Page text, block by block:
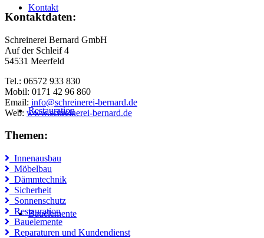
Kontakt
Restauration
Bauelemente
Kontaktdaten:
Schreinerei Bernard GmbH
Auf der Schleif 4
54531 Meerfeld
Tel.: 06572 933 830
Mobil: 0171 42 96 860
Email: info@schreinerei-bernard.de
Web: www.schreinerei-bernard.de
Themen:
Innenausbau
Möbelbau
Dämmtechnik
Sicherheit
Sonnenschutz
Restauration
Bauelemente
Reparaturen und Kundendienst